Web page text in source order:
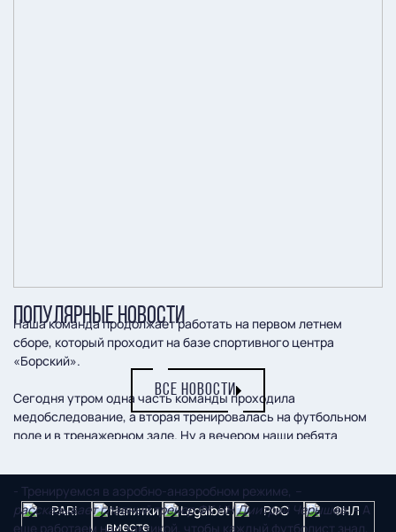
Наша команда продолжает работать на первом летнем
сборе, который проходит на базе спортивного центра
«Борский».
Сегодня утром одна часть команды проходила
медобследование, а вторая тренировалась на футбольном
поле и в тренажерном зале. Ну а вечером наши ребята
- Тренируемся в аэробно-анаэробном режиме, –
рассказывает главный тренер ФК НН Дмитрий Черышев. – А
еще работаем над тактикой, чтобы каждый футболист знал,
ПОПУЛЯРНЫЕ НОВОСТИ
ВСЕ НОВОСТИ